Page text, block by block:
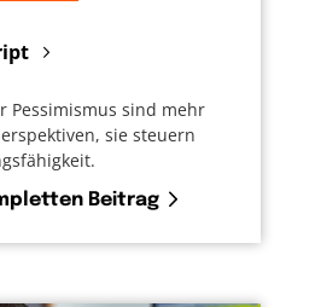
Pessimismus sind mehr
sie steuern
Beitrag